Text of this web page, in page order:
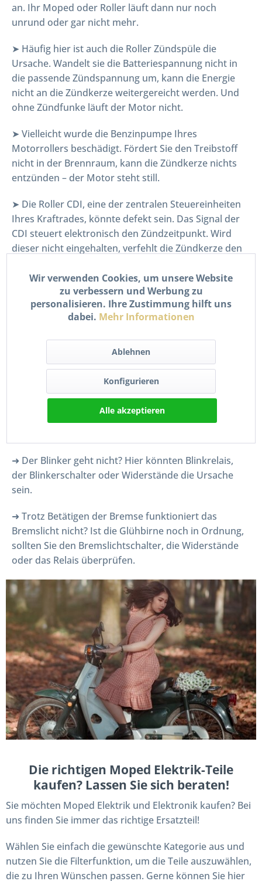
an. Ihr Moped oder Roller läuft dann nur noch
unrund oder gar nicht mehr.
➤ Häufig hier ist auch die Roller Zündspüle die
Ursache. Wandelt sie die Batteriespannung nicht in
die passende Zündspannung um, kann die Energie
nicht an die Zündkerze weitergereicht werden. Und
ohne Zündfunke läuft der Motor nicht.
➤ Vielleicht wurde die Benzinpumpe Ihres
Motorrollers beschädigt. Fördert Sie den Treibstoff
nicht in der Brennraum, kann die Zündkerze nichts
entzünden – der Motor steht still.
➤ Die Roller CDI, eine der zentralen Steuereinheiten
Ihres Kraftrades, könnte defekt sein. Das Signal der
CDI steuert elektronisch den Zündzeitpunkt. Wird
dieser nicht eingehalten, verfehlt die Zündkerze den
Treibstoff-Luft-gemisch nicht entzünden.
Die Lichter Ihres Rollers funktionieren nicht
Fallen einzelne Lampen und Lichter aus, ist
wahrscheinlich nur eine durchgebrannte Glühlampe
dafür verantwortlich. Diese können Sie im Normalfall
ganz einfach und schnell selbst tauschen. Sind die
Leuchtmittel selbst jedoch intakt, sollten Sie sich
➜ Der Blinker geht nicht? Hier könnten Blinkrelais,
der Blinkerschalter oder Widerstände die Ursache
sein.
➜ Trotz Betätigen der Bremse funktioniert das
Bremslicht nicht? Ist die Glühbirne noch in Ordnung,
sollten Sie den Bremslichtschalter, die Widerstände
oder das Relais überprüfen.
Die richtigen Moped Elektrik-Teile
kaufen? Lassen Sie sich beraten!
Sie möchten Moped Elektrik und Elektronik kaufen? Bei
uns finden Sie immer das richtige Ersatzteil!
Wählen Sie einfach die gewünschte Kategorie aus und
nutzen Sie die Filterfunktion, um die Teile auszuwählen,
die zu Ihren Wünschen passen. Gerne können Sie hier
Wir verwenden Cookies, um unsere Website
zu verbessern und Werbung zu
personalisieren. Ihre Zustimmung hilft uns
dabei. Mehr Informationen
Ablehnen
Konfigurieren
Alle akzeptieren